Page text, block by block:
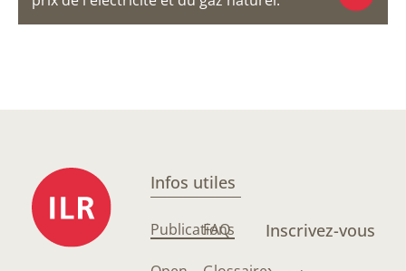
Infos utiles
Publications
FAQ Inscrivez-vous